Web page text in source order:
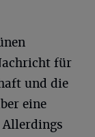
für
und die
eine
Allerdings